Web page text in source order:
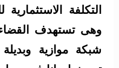
وهى تستهدف
شبكة موازية